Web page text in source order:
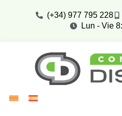
(+34) 977 795 228
Lun - Vie